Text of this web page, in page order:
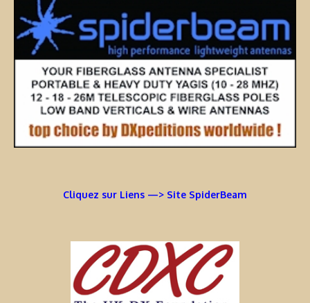
Cliquez sur Liens —> Site SpiderBeam